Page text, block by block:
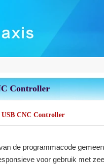
Controller
USB CNC Controller
de programmacode
voor gebruik met